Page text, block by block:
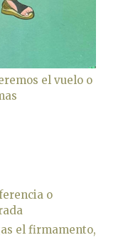
el vuelo o
o
el firmamento,